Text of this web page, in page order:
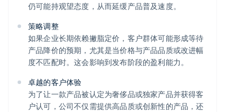
仍可能持观望态度，从而延缓产品普及速度。
策略调整
如果企业长期依赖撇脂定价，客户群体可能形成等待
产品降价的预期，尤其是当价格与产品品质或改进幅
度不匹配时。这会影响到发布阶段的盈利能力。
卓越的客户体验
为了让一款产品被认定为奢侈品或独家产品并获得客
户认可，公司不仅需提供高品质或创新性的产品，还